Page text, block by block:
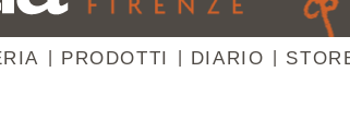
PRODOTTI DIARIO